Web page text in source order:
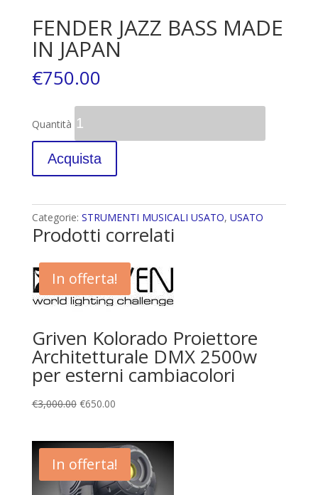
FENDER JAZZ BASS MADE
IN JAPAN
€750.00
Quantità
Acquista
Categorie: STRUMENTI MUSICALI USATO, USATO
Prodotti correlati
In offerta!
Griven Kolorado Proiettore
Architetturale DMX 2500w
per esterni cambiacolori
€3,000.00 €650.00
In offerta!